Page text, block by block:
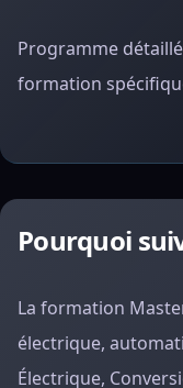
Programme
formation
Pourquoi
La formation
électrique,
Électrique,